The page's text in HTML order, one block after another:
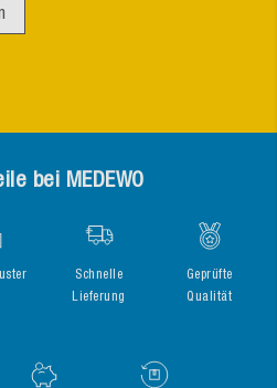
bei MEDEWO
Schnelle
Lieferung
Geprüfte
Qualität